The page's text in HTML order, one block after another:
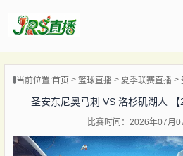
播
像
当前位置:首页 篮球直播 夏季联赛直播
圣安东尼奥马刺 VS 洛杉矶湖人 【
比赛时间：2026年07月